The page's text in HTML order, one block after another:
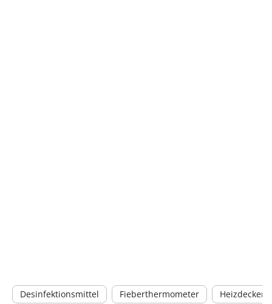
Desinfektionsmittel Fieberthermometer Heizdecken